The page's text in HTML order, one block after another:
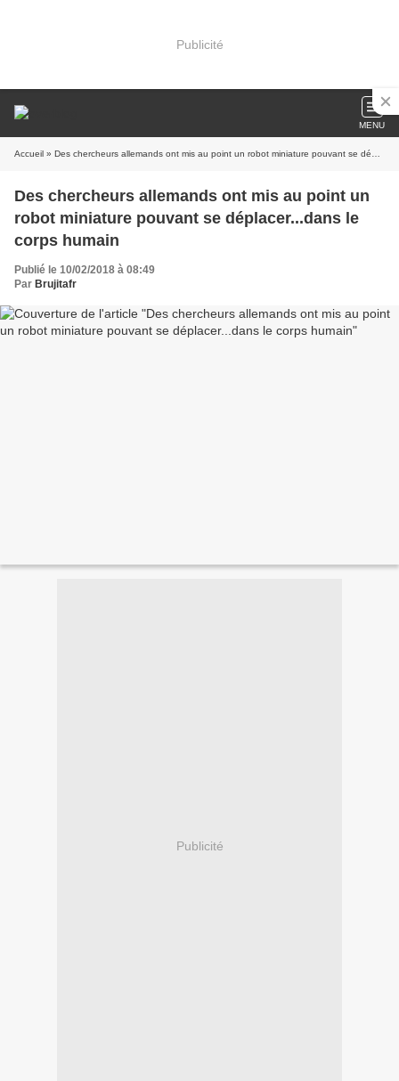
Publicité
MENU
Accueil » Des chercheurs allemands ont mis au point un robot miniature pouvant se déplacer...dans le corps humain
Des chercheurs allemands ont mis au point un
robot miniature pouvant se déplacer...dans le
corps humain
Publié le 10/02/2018 à 08:49
Par Brujitafr
Publicité